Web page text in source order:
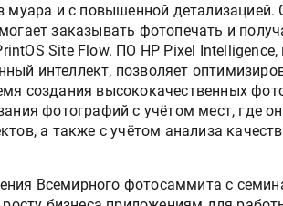
муара и с повышенной детализацией.
заказывать фотопечать и
Site Flow. ПО HP Pixel Intelligence,
интеллект, позволяет
создания высококачественных
фотографий с учётом мест, где
а также с учётом анализа
Всемирного фотосаммита с